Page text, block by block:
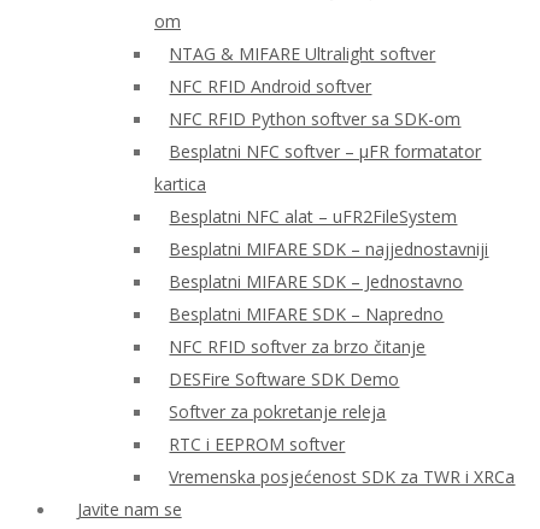
om
NTAG & MIFARE Ultralight softver
NFC RFID Android softver
NFC RFID Python softver sa SDK-om
Besplatni NFC softver – μFR formatator
kartica
Besplatni NFC alat – uFR2FileSystem
Besplatni MIFARE SDK – najjednostavniji
Besplatni MIFARE SDK – Jednostavno
Besplatni MIFARE SDK – Napredno
NFC RFID softver za brzo čitanje
DESFire Software SDK Demo
Softver za pokretanje releja
RTC i EEPROM softver
Vremenska posjećenost SDK za TWR i XRCa
Javite nam se